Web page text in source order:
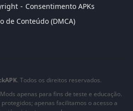
Consentimento APKs
de Conteúdo (DMCA)
. Todos os direitos reservados.
apenas para fins de teste e educação.
apenas facilitamos o acesso a